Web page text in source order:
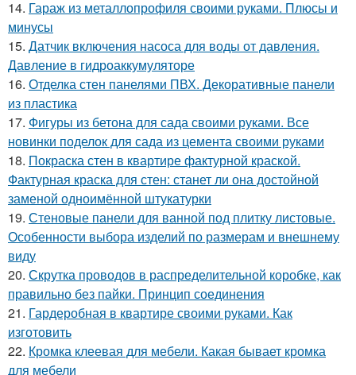
14. Гараж из металлопрофиля своими руками. Плюсы и
минусы
15. Датчик включения насоса для воды от давления.
Давление в гидроаккумуляторе
16. Отделка стен панелями ПВХ. Декоративные панели
из пластика
17. Фигуры из бетона для сада своими руками. Все
новинки поделок для сада из цемента своими руками
18. Покраска стен в квартире фактурной краской.
Фактурная краска для стен: станет ли она достойной
заменой одноимённой штукатурки
19. Стеновые панели для ванной под плитку листовые.
Особенности выбора изделий по размерам и внешнему
виду
20. Скрутка проводов в распределительной коробке, как
правильно без пайки. Принцип соединения
21. Гардеробная в квартире своими руками. Как
изготовить
22. Кромка клеевая для мебели. Какая бывает кромка
для мебели